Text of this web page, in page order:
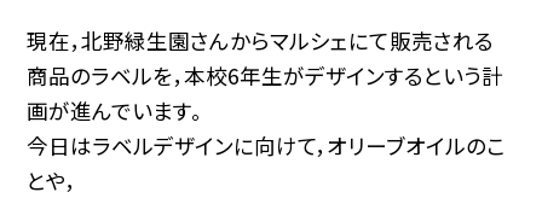
現在，北野緑生園さんからマルシェにて販売される
商品のラベルを，本校6年生がデザインするという計
画が進んでいます。
今日はラベルデザインに向けて，オリーブオイルのこ
とや，